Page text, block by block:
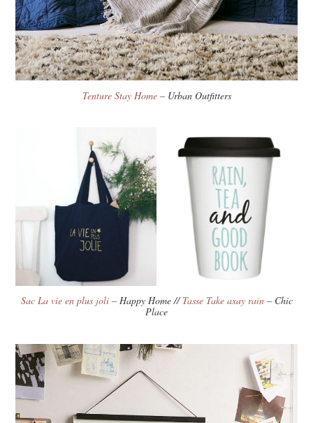
Tenture Stay Home– Urban Outfitters
Sac La vie en plus joli – Happy Home //Tasse Take axay rain– Chic
Place